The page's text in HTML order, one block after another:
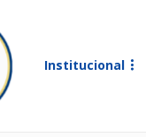
Institucional